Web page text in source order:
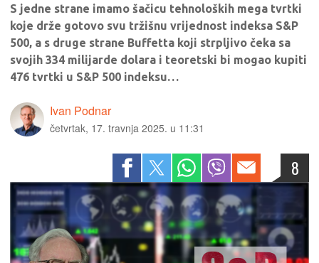
S jedne strane imamo šačicu tehnoloških mega tvrtki
koje drže gotovo svu tržišnu vrijednost indeksa S&P
500, a s druge strane Buffetta koji strpljivo čeka sa
svojih 334 milijarde dolara i teoretski bi mogao kupiti
476 tvrtki u S&P 500 indeksu…
Ivan Podnar
četvrtak, 17. travnja 2025. u 11:31
8